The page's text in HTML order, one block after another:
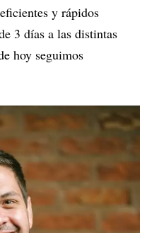
y rápidos
3 días a las distintas
hoy seguimos